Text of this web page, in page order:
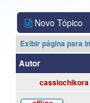
Novo Tópico
Exibir página para
Autor
cassiochikora